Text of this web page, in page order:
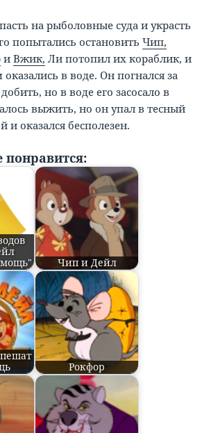
на рыболовные суда и украсть
попытались остановитьЧип,
иВжик, Ли потопил их кораблик, и
в воде. Он погнался за
но в воде его засосало в
выжить, но он упал в тесный
и оказался бесполезен.
Чип и Дейл
Рокфор